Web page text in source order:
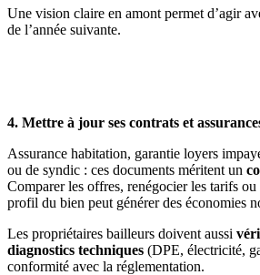
Une vision claire en amont permet d’agir
de l’année suivante.
4. Mettre à jour ses contrats et
Assurance habitation, garantie loyers
ou de syndic : ces documents méritent un
Comparer les offres, renégocier les tarifs ou
profil du bien peut générer des économies
Les propriétaires bailleurs doivent aussi
diagnostics techniques (DPE, électricité,
conformité avec la réglementation.